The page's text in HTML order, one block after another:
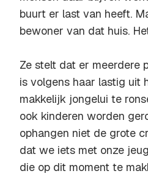
buurt er last van heeft.
bewoner van dat huis.
Ze stelt dat er meerdere
is volgens haar lastig uit
makkelijk jongelui te
ook kinderen worden
ophangen niet de grote
dat we iets met onze
die op dit moment te